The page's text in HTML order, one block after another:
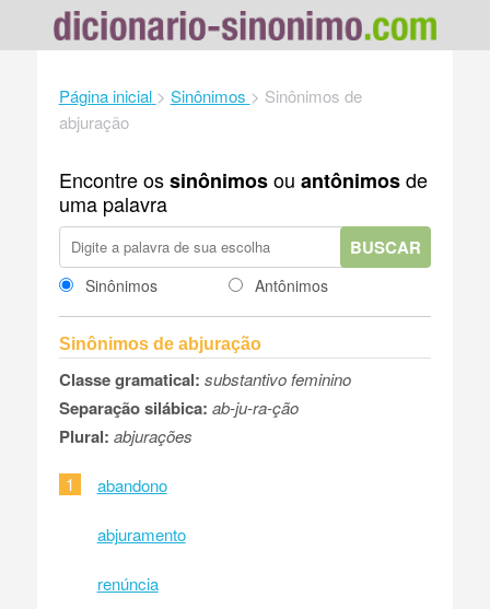
Página inicial > Sinônimos > Sinônimos de
abjuração
Encontre ossinônimosou antônimosde
uma palavra
BUSCAR
Sinônimos Antônimos
Sinônimos de abjuração
Classe gramatical: substantivo feminino
Separação silábica: ab-ju-ra-ção
Plural: abjurações
1 abandono
abjuramento
renúncia